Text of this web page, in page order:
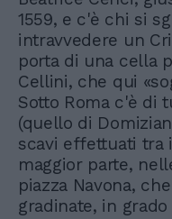
1559, e c'è chi si
intravvedere un
porta di una cella
Cellini, che qui
Sotto Roma c'è di
(quello di
scavi effettuati tra
maggior parte,
piazza Navona,
gradinate, in